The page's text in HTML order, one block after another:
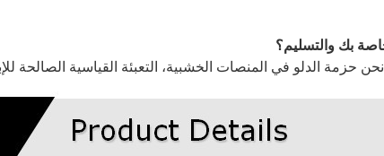
نحن حزمة الدلو في المنصات الخشبية، التعبئة القياسية الصالحة للإبحار. وقت التسليم